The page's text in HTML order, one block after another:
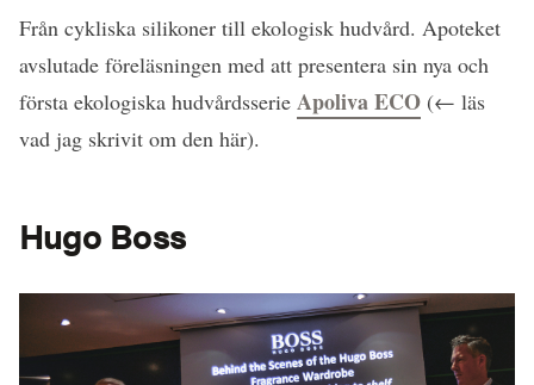
Från cykliska silikoner till ekologisk hudvård. Apoteket
avslutade föreläsningen med att presentera sin nya och
första ekologiska hudvårdsserie Apoliva ECO (← läs
vad jag skrivit om den här).
Hugo Boss